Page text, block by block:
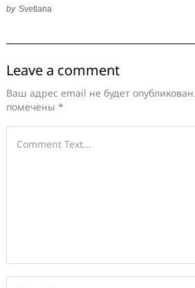
by Svetlana
Leave a comment
Ваш адрес email не будет опубликован.
помечены *